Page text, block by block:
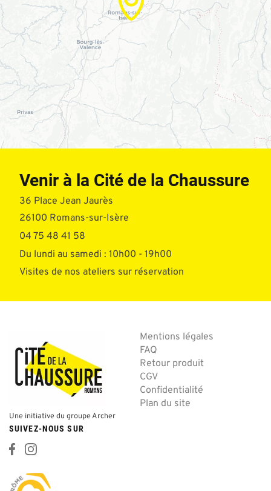
Venir à la Cité de la Chaussure
36 Place Jean Jaurès
26100 Romans-sur-Isère
04 75 48 41 58
Du lundi au samedi : 10h00 - 19h00
Visites de nos ateliers sur réservation
Une initiative du groupe Archer
Mentions légales
FAQ
Retour produit
CGV
Confidentialité
Plan du site
SUIVEZ-NOUS SUR